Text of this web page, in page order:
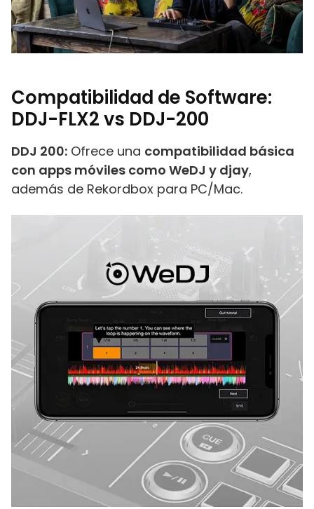
Compatibilidad de Software:
DDJ-FLX2 vs DDJ-200
DDJ 200: Ofrece una compatibilidad básica
con apps móviles como WeDJ y djay,
además de Rekordbox para PC/Mac.